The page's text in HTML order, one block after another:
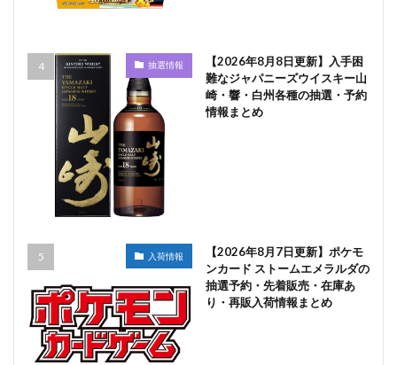
抽選情報
【2026年8月8日更新】入手困
難なジャパニーズウイスキー山
崎・響・白州各種の抽選・予約
情報まとめ
入荷情報
【2026年8月7日更新】ポケモ
ンカード ストームエメラルダの
抽選予約・先着販売・在庫あ
り・再販入荷情報まとめ